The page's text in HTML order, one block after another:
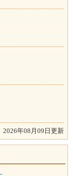
2026年08月09日更新